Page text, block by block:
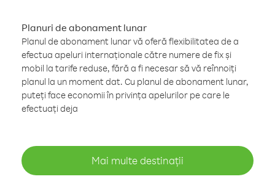
Planuri de abonament lunar
Planul de abonament lunar vă oferă flexibilitatea de a
efectua apeluri internaționale către numere de fix și
mobil la tarife reduse, fără a fi necesar să vă reînnoiți
planul la un moment dat. Cu planul de abonament lunar,
puteți face economii în privința apelurilor pe care le
efectuați deja
Mai multe destinații